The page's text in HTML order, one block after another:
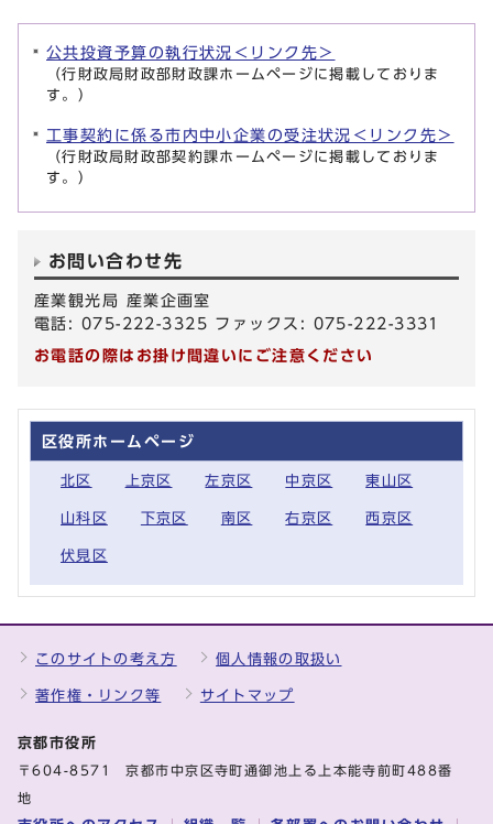
公共投資予算の執行状況＜リンク先＞
（行財政局財政部財政課ホームページに掲載しておりま
す。）
工事契約に係る市内中小企業の受注状況＜リンク先＞
（行財政局財政部契約課ホームページに掲載しておりま
す。）
お問い合わせ先
産業観光局 産業企画室
電話: 075-222-3325 ファックス: 075-222-3331
お電話の際はお掛け間違いにご注意ください
区役所ホームページ
北区 上京区 左京区 中京区 東山区
山科区 下京区 南区 右京区 西京区
伏見区
このサイトの考え方 個人情報の取扱い
著作権・リンク等 サイトマップ
京都市役所
〒604-8571 京都市中京区寺町通御池上る上本能寺前町488番
地